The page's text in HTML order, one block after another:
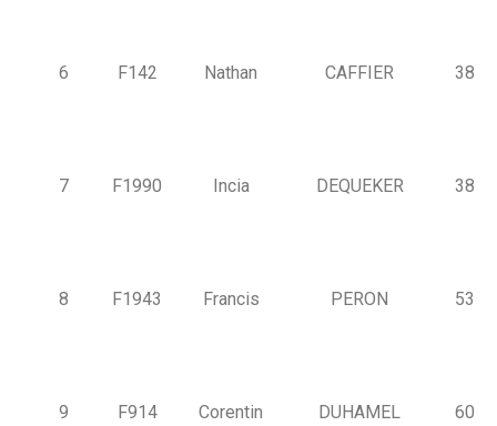
6 F142 Nathan CAFFIER 38
7 F1990 Incia DEQUEKER 38
8 F1943 Francis PERON 53
9 F914 Corentin DUHAMEL 60